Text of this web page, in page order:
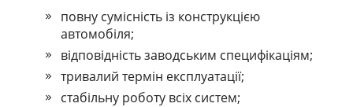
повну сумісність із конструкцією
автомобіля;
відповідність заводським специфікаціям;
тривалий термін експлуатації;
стабільну роботу всіх систем;